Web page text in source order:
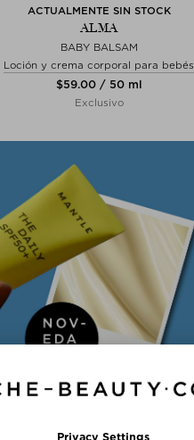
ACTUALMENTE SIN STOCK
ALMA
BABY BALSAM
Loción y crema corporal para bebés
$‌59.00 / 50 ml
Exclusivo